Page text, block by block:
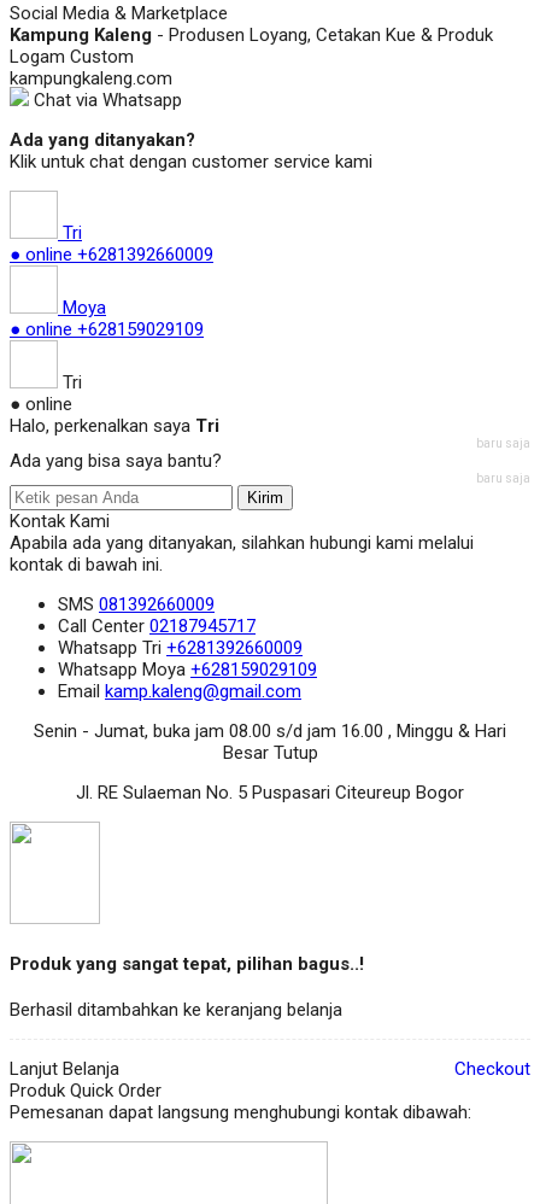
Social Media & Marketplace
Kampung Kaleng - Produsen Loyang, Cetakan Kue & Produk
Logam Custom
kampungkaleng.com
Chat via Whatsapp
Ada yang ditanyakan?
Klik untuk chat dengan customer service kami
Tri
● online +6281392660009
Moya
● online +628159029109
Tri
● online
Halo, perkenalkan saya Tri
baru saja
Ada yang bisa saya bantu?
baru saja
Kirim
Kontak Kami
Apabila ada yang ditanyakan, silahkan hubungi kami melalui
kontak di bawah ini.
SMS 081392660009
Call Center 02187945717
Whatsapp Tri +6281392660009
Whatsapp Moya +628159029109
Email kamp.kaleng@gmail.com
Senin - Jumat, buka jam 08.00 s/d jam 16.00 , Minggu & Hari
Besar Tutup
Jl. RE Sulaeman No. 5 Puspasari Citeureup Bogor
Produk yang sangat tepat, pilihan bagus..!
Berhasil ditambahkan ke keranjang belanja
Lanjut Belanja
Checkout
Produk Quick Order
Pemesanan dapat langsung menghubungi kontak dibawah: